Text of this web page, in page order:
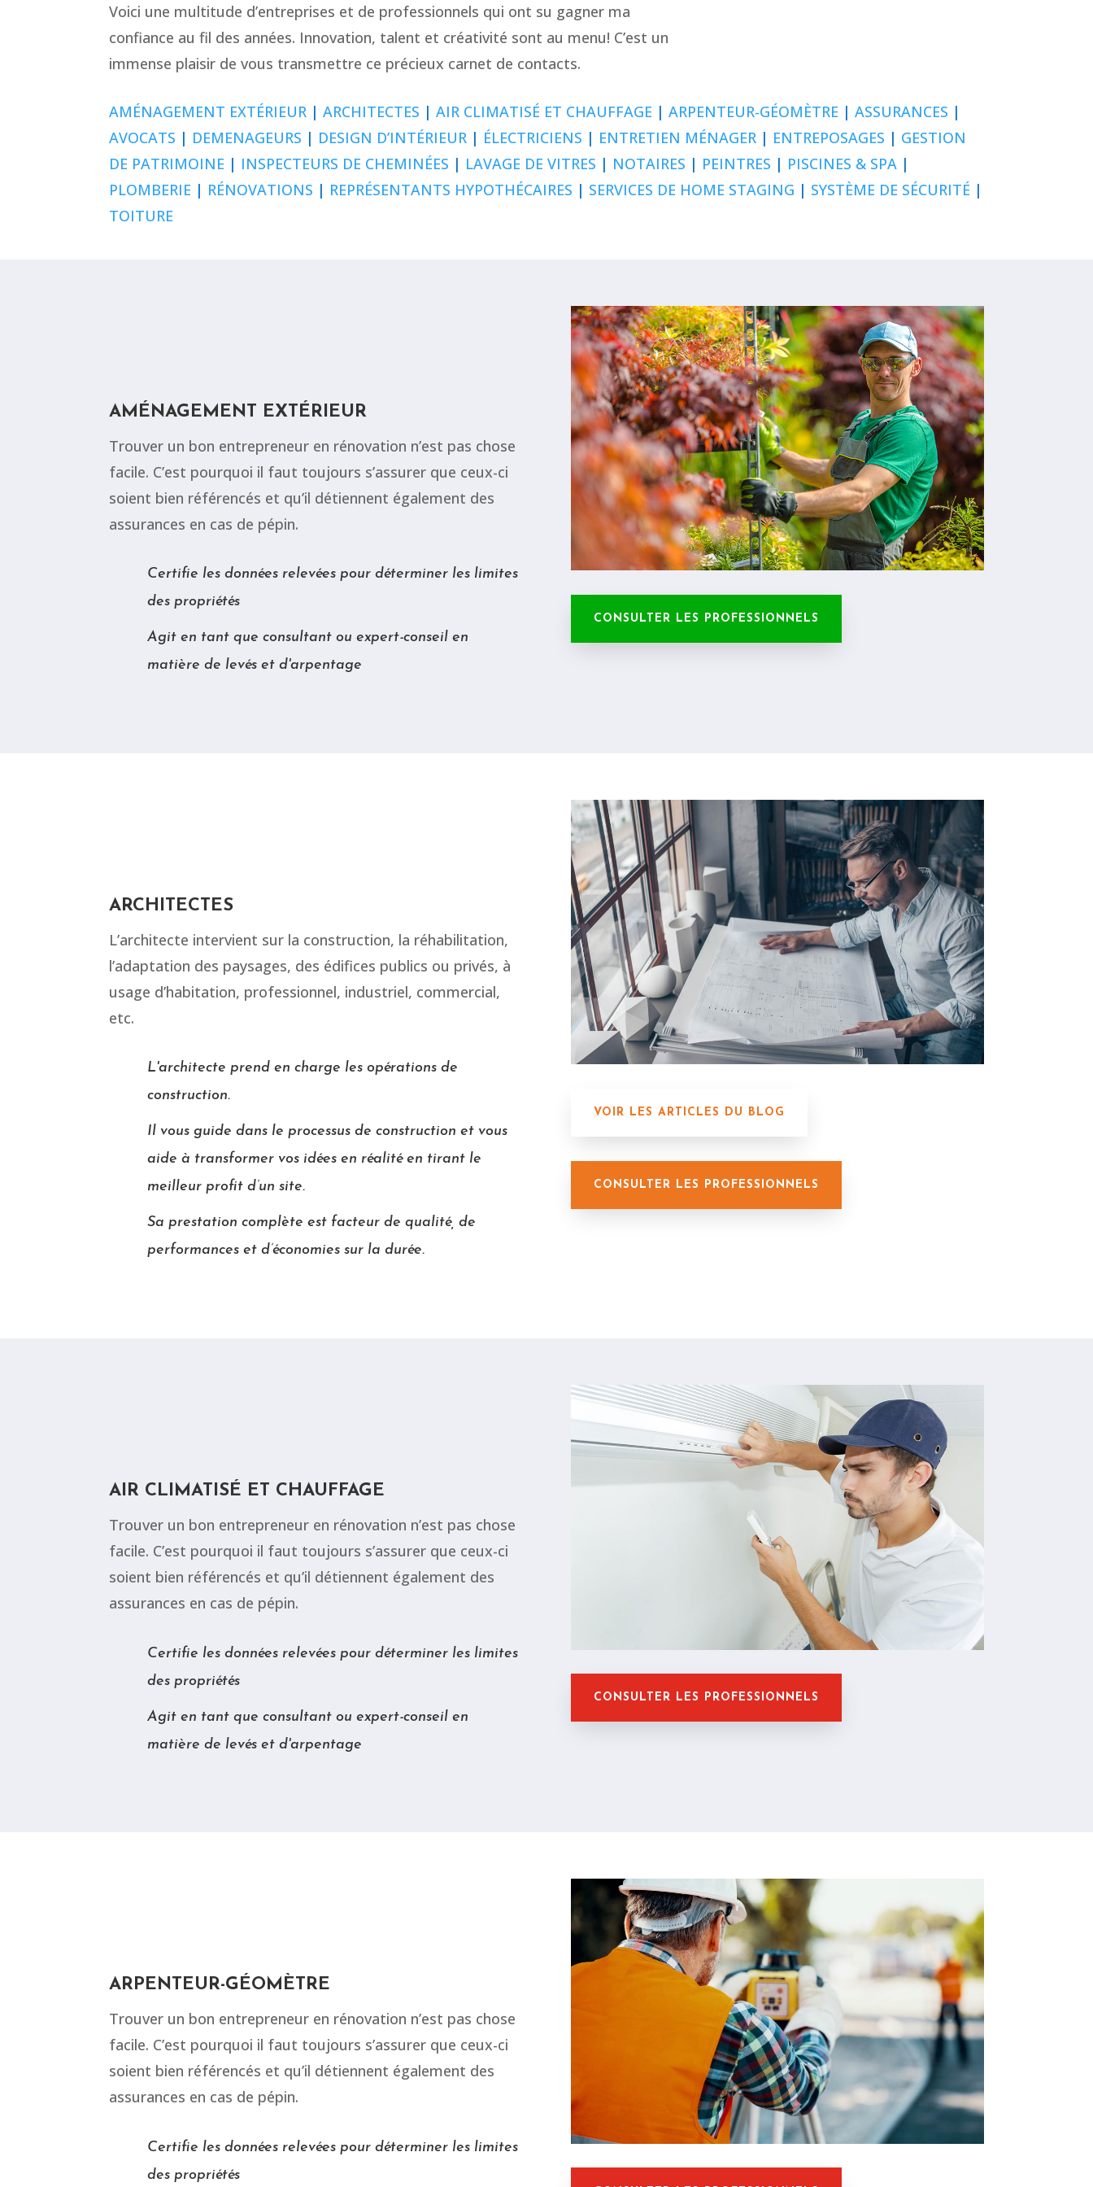
Voici une multitude d’entreprises et de professionnels qui ont su gagner ma
confiance au fil des années. Innovation, talent et créativité sont au menu! C’est un
immense plaisir de vous transmettre ce précieux carnet de contacts.
AMÉNAGEMENT EXTÉRIEUR |ARCHITECTES |AIR CLIMATISÉ ET CHAUFFAGE |ARPENTEUR-GÉOMÈTRE |ASSURANCES |
AVOCATS | DEMENAGEURS | DESIGN D’INTÉRIEUR | ÉLECTRICIENS | ENTRETIEN MÉNAGER | ENTREPOSAGES | GESTION
DE PATRIMOINE | INSPECTEURS DE CHEMINÉES | LAVAGE DE VITRES | NOTAIRES | PEINTRES | PISCINES & SPA |
PLOMBERIE | RÉNOVATIONS | REPRÉSENTANTS HYPOTHÉCAIRES | SERVICES DE HOME STAGING | SYSTÈME DE SÉCURITÉ |
TOITURE
AMÉNAGEMENT EXTÉRIEUR
Trouver un bon entrepreneur en rénovation n’est pas chose
facile. C’est pourquoi il faut toujours s’assurer que ceux-ci
soient bien référencés et qu’il détiennent également des
assurances en cas de pépin.
Certifie les données relevées pour déterminer les limites
des propriétés
Agit en tant que consultant ou expert-conseil en
matière de levés et d'arpentage
CONSULTER LES PROFESSIONNELS
ARCHITECTES
L’architecte intervient sur la construction, la réhabilitation,
l’adaptation des paysages, des édifices publics ou privés, à
usage d’habitation, professionnel, industriel, commercial,
etc.
L'architecte prend en charge les opérations de
construction.
Il vous guide dans le processus de construction et vous
aide à transformer vos idées en réalité en tirant le
meilleur profit d’un site.
Sa prestation complète est facteur de qualité, de
performances et d’économies sur la durée.
VOIR LES ARTICLES DU BLOG
CONSULTER LES PROFESSIONNELS
AIR CLIMATISÉ ET CHAUFFAGE
Trouver un bon entrepreneur en rénovation n’est pas chose
facile. C’est pourquoi il faut toujours s’assurer que ceux-ci
soient bien référencés et qu’il détiennent également des
assurances en cas de pépin.
Certifie les données relevées pour déterminer les limites
des propriétés
Agit en tant que consultant ou expert-conseil en
matière de levés et d'arpentage
CONSULTER LES PROFESSIONNELS
ARPENTEUR-GÉOMÈTRE
Trouver un bon entrepreneur en rénovation n’est pas chose
facile. C’est pourquoi il faut toujours s’assurer que ceux-ci
soient bien référencés et qu’il détiennent également des
assurances en cas de pépin.
Certifie les données relevées pour déterminer les limites
des propriétés